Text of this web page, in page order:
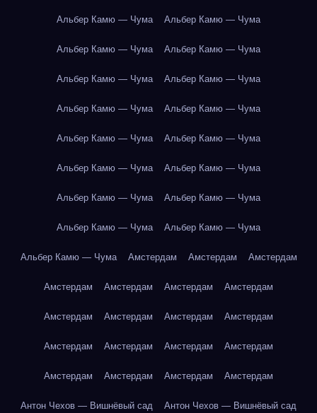
Альбер Камю — Чума Альбер Камю — Чума
Альбер Камю — Чума Альбер Камю — Чума
Альбер Камю — Чума Альбер Камю — Чума
Альбер Камю — Чума Альбер Камю — Чума
Альбер Камю — Чума Альбер Камю — Чума
Альбер Камю — Чума Альбер Камю — Чума
Альбер Камю — Чума Альбер Камю — Чума
Альбер Камю — Чума Альбер Камю — Чума
Альбер Камю — Чума Амстердам Амстердам Амстердам
Амстердам Амстердам Амстердам Амстердам
Амстердам Амстердам Амстердам Амстердам
Амстердам Амстердам Амстердам Амстердам
Амстердам Амстердам Амстердам Амстердам
Антон Чехов — Вишнёвый сад Антон Чехов — Вишнёвый сад